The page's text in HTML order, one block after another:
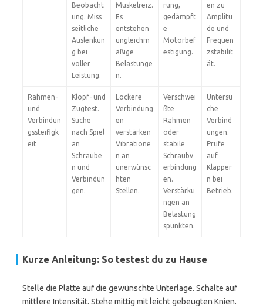
Beobacht
ung. Miss
seitliche
Auslenkun
g bei
voller
Leistung.
Muskelreiz.
Es
entstehen
ungleichm
äßige
Belastunge
n.
rung,
gedämpft
e
Motorbef
estigung.
en zu
Amplitu
de und
Frequen
zstabilit
ät.
Rahmen-
und
Verbindun
gssteifigk
eit
Klopf- und
Zugtest.
Suche
nach Spiel
an
Schraube
n und
Verbindun
gen.
Lockere
Verbindung
en
verstärken
Vibratione
n an
unerwünsc
hten
Stellen.
Verschwei
ßte
Rahmen
oder
stabile
Schraubv
erbindung
en.
Verstärku
ngen an
Belastung
spunkten.
Untersu
che
Verbind
ungen.
Prüfe
auf
Klapper
n bei
Betrieb.
Kurze Anleitung: So testest du zu Hause
Stelle die Platte auf die gewünschte Unterlage. Schalte auf
mittlere Intensität. Stehe mittig mit leicht gebeugten Knien.